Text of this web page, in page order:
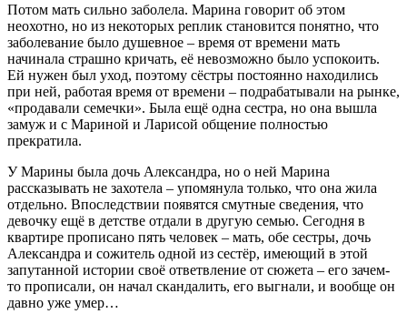
Потом мать сильно заболела. Марина говорит об этом
неохотно, но из некоторых реплик становится понятно, что
заболевание было душевное – время от времени мать
начинала страшно кричать, её невозможно было успокоить.
Ей нужен был уход, поэтому сёстры постоянно находились
при ней, работая время от времени – подрабатывали на рынке,
«продавали семечки». Была ещё одна сестра, но она вышла
замуж и с Мариной и Ларисой общение полностью
прекратила.
У Марины была дочь Александра, но о ней Марина
рассказывать не захотела – упомянула только, что она жила
отдельно. Впоследствии появятся смутные сведения, что
девочку ещё в детстве отдали в другую семью. Сегодня в
квартире прописано пять человек – мать, обе сестры, дочь
Александра и сожитель одной из сестёр, имеющий в этой
запутанной истории своё ответвление от сюжета – его зачем-
то прописали, он начал скандалить, его выгнали, и вообще он
давно уже умер…